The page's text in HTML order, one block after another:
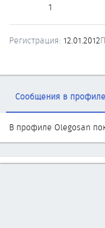
1
Регистрация 12.01.2012
Сообщения в профиле
В профиле Olegosan